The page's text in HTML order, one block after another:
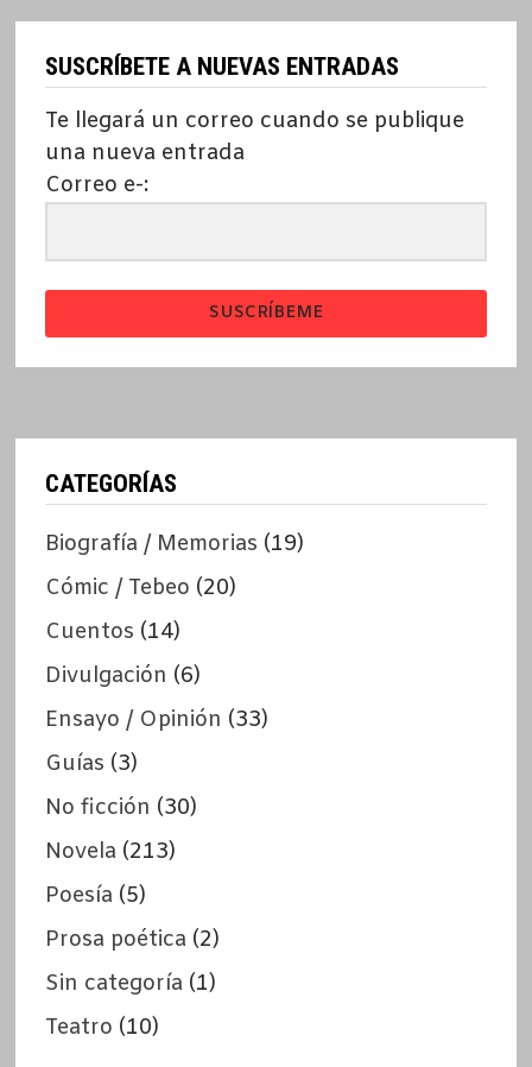
SUSCRÍBETE A NUEVAS ENTRADAS
Te llegará un correo cuando se publique
una nueva entrada
Correo e-:
SUSCRÍBEME
CATEGORÍAS
Biografía / Memorias (19)
Cómic / Tebeo (20)
Cuentos (14)
Divulgación (6)
Ensayo / Opinión (33)
Guías (3)
No ficción (30)
Novela (213)
Poesía (5)
Prosa poética (2)
Sin categoría (1)
Teatro (10)